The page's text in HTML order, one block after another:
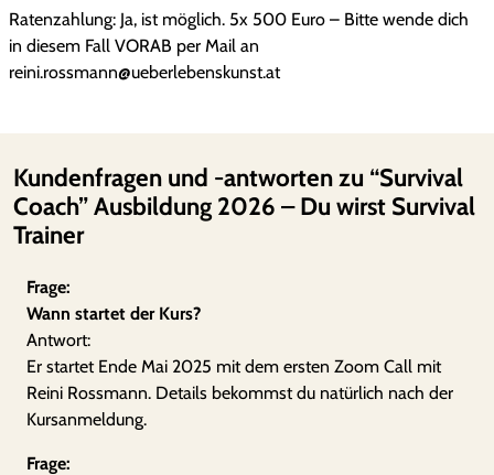
Ratenzahlung: Ja, ist möglich. 5x 500 Euro – Bitte wende dich
in diesem Fall VORAB per Mail an
reini.rossmann@ueberlebenskunst.at
Kundenfragen und -antworten zu “Survival
Coach” Ausbildung 2026 – Du wirst Survival
Trainer
Frage:
Wann startet der Kurs?
Antwort:
Er startet Ende Mai 2025 mit dem ersten Zoom Call mit
Reini Rossmann. Details bekommst du natürlich nach der
Kursanmeldung.
Frage: